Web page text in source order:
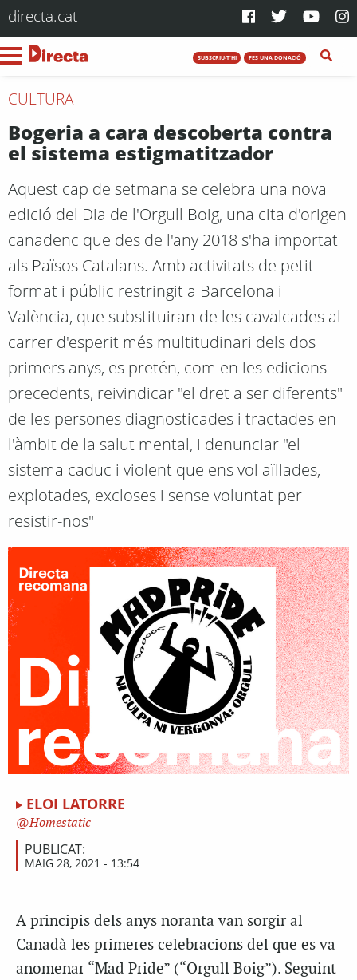
directa.cat
SUBSCRIU-T'HI FES UNA DONACIÓ
CULTURA
Bogeria a cara descoberta contra
el sistema estigmatitzador
Aquest cap de setmana se celebra una nova
edició del Dia de l'Orgull Boig, una cita d'origen
canadenc que des de l'any 2018 s'ha importat
als Països Catalans. Amb activitats de petit
format i públic restringit a Barcelona i
València, que substituiran de les cavalcades al
carrer d'esperit més multitudinari dels dos
primers anys, es pretén, com en les edicions
precedents, reivindicar "el dret a ser diferents"
de les persones diagnosticades i tractades en
l'àmbit de la salut mental, i denunciar "el
sistema caduc i violent que ens vol aïllades,
explotades, excloses i sense voluntat per
resistir-nos"
ELOI LATORRE
Homestatic
PUBLICAT:
MAIG 28, 2021 - 13:54
A principis dels anys noranta van sorgir al
Canadà les primeres celebracions del que es va
anomenar “Mad Pride” (“Orgull Boig”). Seguint